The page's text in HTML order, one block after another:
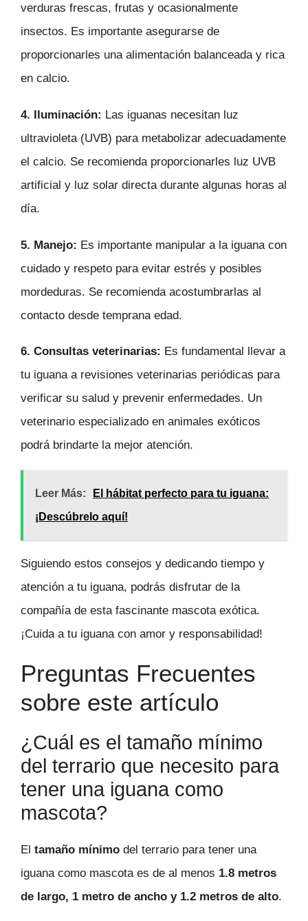
verduras frescas, frutas y ocasionalmente
insectos. Es importante asegurarse de
proporcionarles una alimentación balanceada y rica
en calcio.
4. Iluminación: Las iguanas necesitan luz
ultravioleta (UVB) para metabolizar adecuadamente
el calcio. Se recomienda proporcionarles luz UVB
artificial y luz solar directa durante algunas horas al
día.
5. Manejo: Es importante manipular a la iguana con
cuidado y respeto para evitar estrés y posibles
mordeduras. Se recomienda acostumbrarlas al
contacto desde temprana edad.
6. Consultas veterinarias: Es fundamental llevar a
tu iguana a revisiones veterinarias periódicas para
verificar su salud y prevenir enfermedades. Un
veterinario especializado en animales exóticos
podrá brindarte la mejor atención.
Leer Más:
El hábitat perfecto para tu iguana:
¡Descúbrelo aquí!
Siguiendo estos consejos y dedicando tiempo y
atención a tu iguana, podrás disfrutar de la
compañía de esta fascinante mascota exótica.
¡Cuida a tu iguana con amor y responsabilidad!
Preguntas Frecuentes
sobre este artículo
¿Cuál es el tamaño mínimo
del terrario que necesito para
tener una iguana como
mascota?
El tamaño mínimo del terrario para tener una
iguana como mascota es de al menos 1.8 metros
de largo, 1 metro de ancho y 1.2 metros de alto.